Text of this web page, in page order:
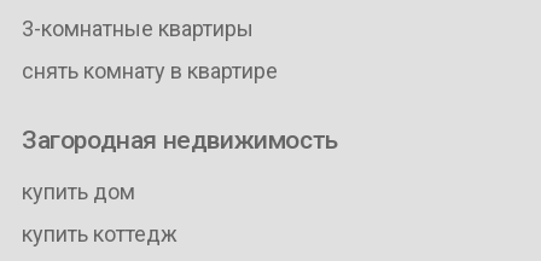
3-комнатные квартиры
снять комнату в квартире
Загородная недвижимость
купить дом
купить коттедж